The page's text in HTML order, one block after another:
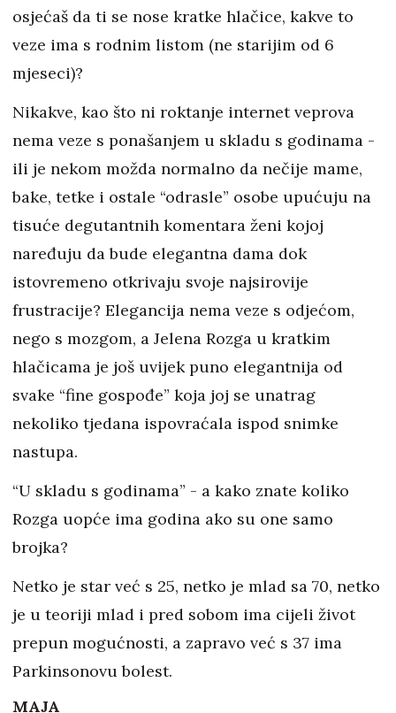
osjećaš da ti se nose kratke hlačice, kakve to
veze ima s rodnim listom (ne starijim od 6
mjeseci)?
Nikakve, kao što ni roktanje internet veprova
nema veze s ponašanjem u skladu s godinama -
ili je nekom možda normalno da nečije mame,
bake, tetke i ostale “odrasle” osobe upućuju na
tisuće degutantnih komentara ženi kojoj
naređuju da bude elegantna dama dok
istovremeno otkrivaju svoje najsirovije
frustracije? Elegancija nema veze s odjećom,
nego s mozgom, a Jelena Rozga u kratkim
hlačicama je još uvijek puno elegantnija od
svake “fine gospođe” koja joj se unatrag
nekoliko tjedana ispovraćala ispod snimke
nastupa.
“U skladu s godinama” - a kako znate koliko
Rozga uopće ima godina ako su one samo
brojka?
Netko je star već s 25, netko je mlad sa 70, netko
je u teoriji mlad i pred sobom ima cijeli život
prepun mogućnosti, a zapravo već s 37 ima
Parkinsonovu bolest.
MAJA